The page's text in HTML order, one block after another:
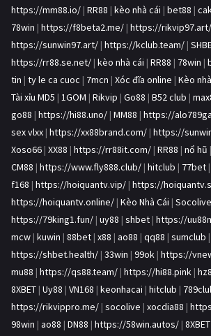
https://mm88.io/ | RR88 | kèo nhà cái | bet88 |
78win | https://f8beta2.me/ | https://rikvip97.art/
https://sunwin97.art/ | https://kclub.team/ |
https://rr88.se.net/ | kèo nhà cái | RR88 | 78win |
tin | ty le ca cuoc | 7mcn | Xóc đĩa online | Kèo
Tài xỉu MD5 | 1GOM | Rikvip | Go88 | B52 club |
go88 | https://hi88.uno/ | MM88 | https://
sex vlxx | https://xx88brand.com/ | https://
Xoso66 | XX88 | https://rr88it.com/ | RR88 | nổ hũ |
CM88 | https://www.fly888.club/ | hitclub | 77bet |
f168 | https://hoiquantv.vip/ | https://
https://hoiquantv.online/ | Kèo Nhà Cái | Socolive
https://79king1.fun/ | uy88 | shbet | https://
mcw | kuwin | 88bet | x88 | ao88 | qq88 | sumclub |
https://shbet.health/ | 33win | 99ok | https://
mu88 | https://qs88.team/ | https://hi88.pink |
8XBET | Uy88 | VN168 | keonhacai | hitclub |
https://rikvippro.me/ | socolive | xocdia88 |
98win | ao88 | DN88 | https://58win.autos/ | 8XBET